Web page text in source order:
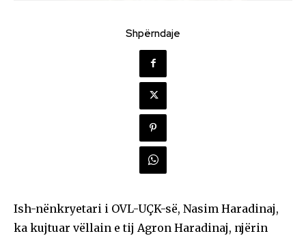
Shpërndaje
Ish-nënkryetari i OVL-UÇK-së, Nasim Haradinaj,
ka kujtuar vëllain e tij Agron Haradinaj, njërin